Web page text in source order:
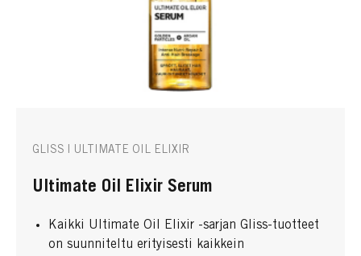
GLISS | ULTIMATE OIL ELIXIR
Ultimate Oil Elixir Serum
Kaikki Ultimate Oil Elixir -sarjan Gliss-tuotteet
on suunniteltu erityisesti kaikkein